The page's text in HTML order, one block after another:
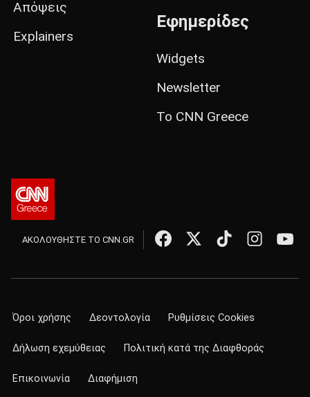
Απόψεις
Explainers
Εφημερίδες
Widgets
Newsletter
Το CNN Greece
ΑΚΟΛΟΥΘΗΣΤΕ ΤΟ CNN.GR
Όροι χρήσης Δεοντολογία Ρυθμίσεις Cookies
Δήλωση εχεμύθειας Πολιτική κατά της Διαφθοράς
Επικοινωνία Διαφήμιση